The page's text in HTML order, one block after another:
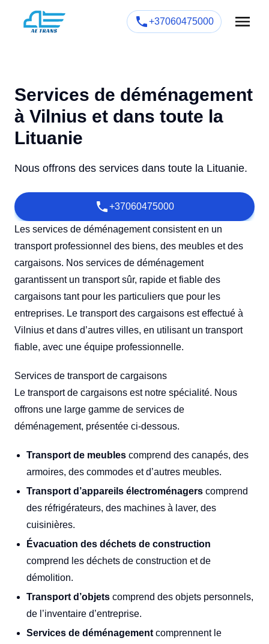
+37060475000
Services de déménagement
à Vilnius et dans toute la
Lituanie
Nous offrons des services dans toute la Lituanie.
+37060475000
Les services de déménagement consistent en un
transport professionnel des biens, des meubles et des
cargaisons. Nos services de déménagement
garantissent un transport sûr, rapide et fiable des
cargaisons tant pour les particuliers que pour les
entreprises. Le transport des cargaisons est effectué à
Vilnius et dans d’autres villes, en utilisant un transport
fiable, avec une équipe professionnelle.
Services de transport de cargaisons
Le transport de cargaisons est notre spécialité. Nous
offrons une large gamme de services de
déménagement, présentée ci-dessous.
Transport de meubles comprend des canapés, des
armoires, des commodes et d’autres meubles.
Transport d’appareils électroménagers comprend
des réfrigérateurs, des machines à laver, des
cuisinières.
Évacuation des déchets de construction
comprend les déchets de construction et de
démolition.
Transport d’objets comprend des objets personnels,
de l’inventaire d’entreprise.
Services de déménagement comprennent le